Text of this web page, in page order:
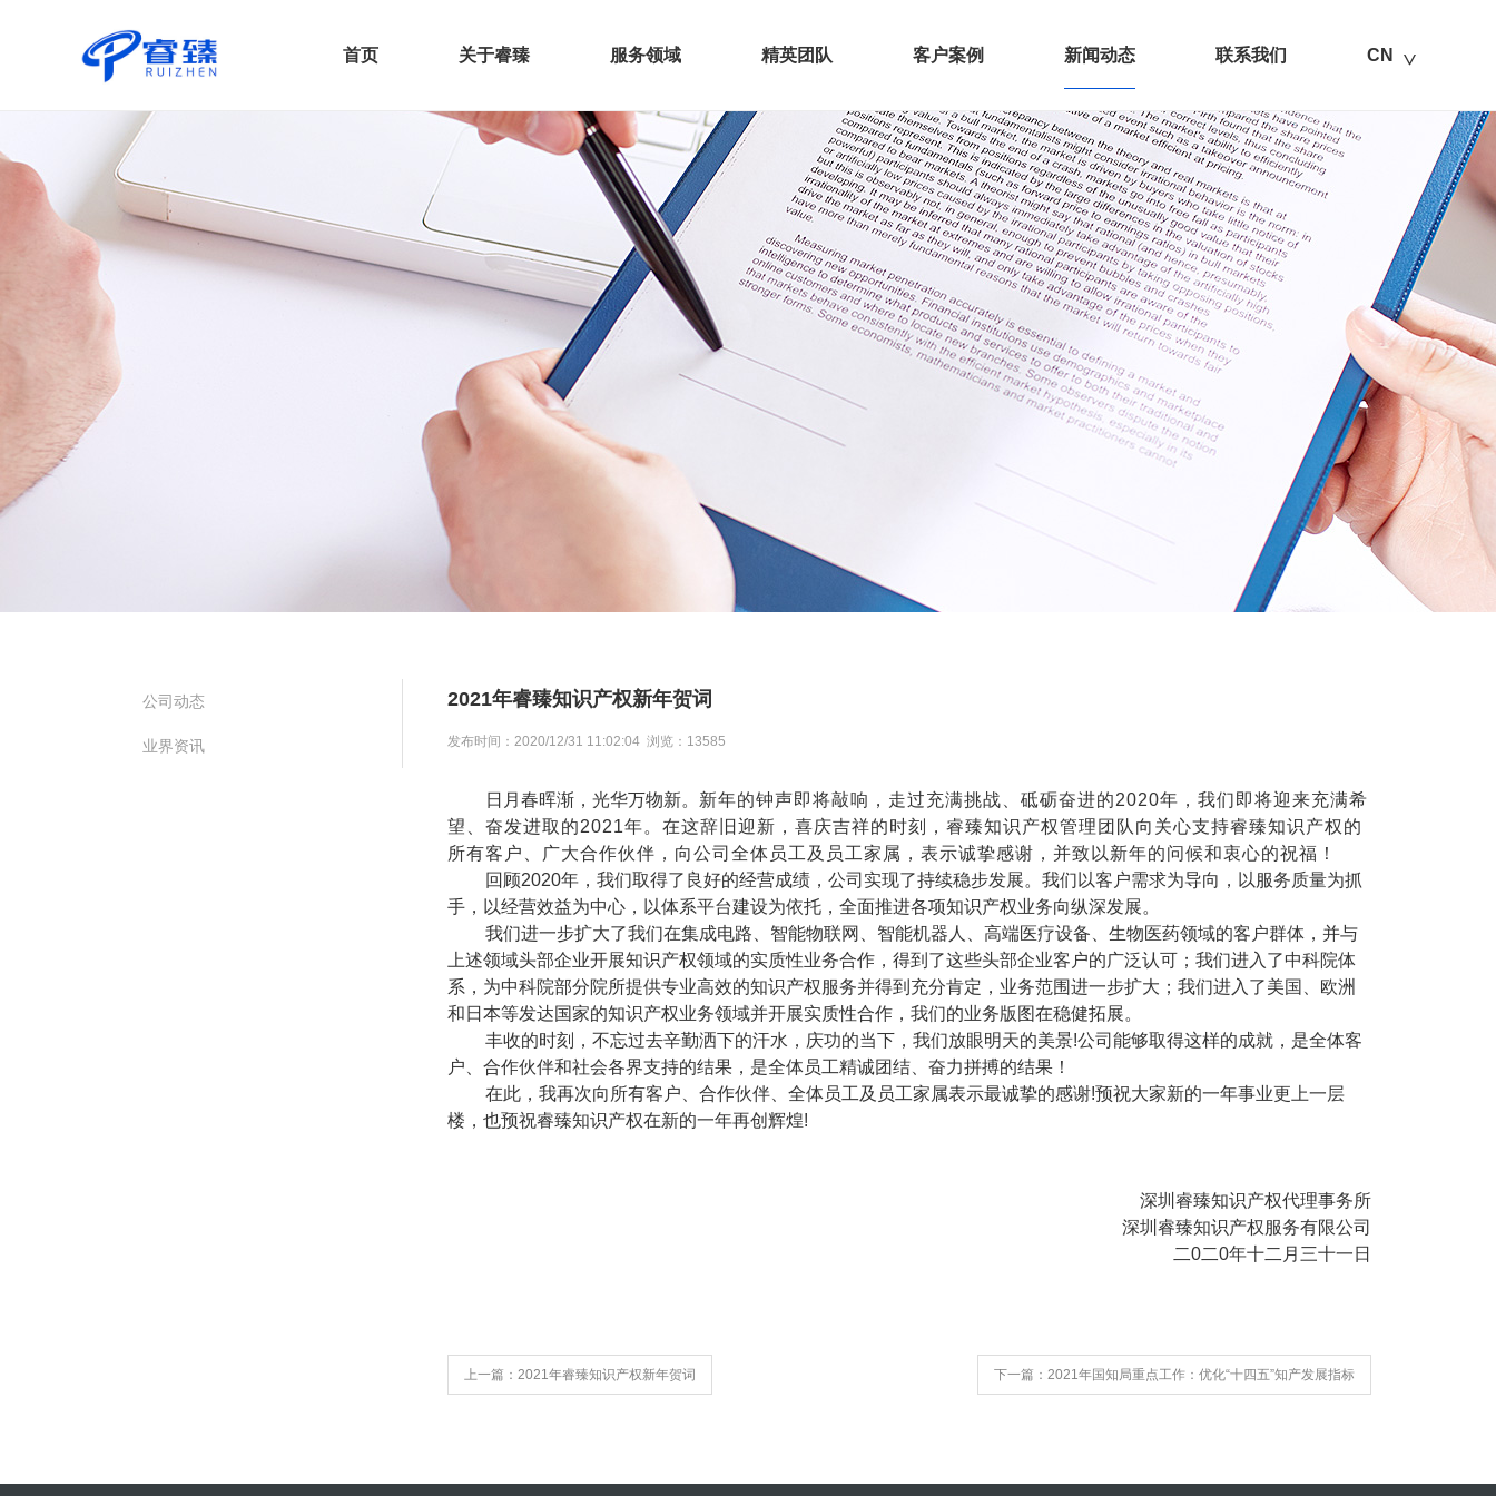
首页 关于睿臻 服务领域 精英团队 客户案例 新闻动态 联系我们 CN
公司动态
业界资讯
2021年睿臻知识产权新年贺词
发布时间：2020/12/31 11:02:04 浏览：13585
日月春晖渐，光华万物新。 新年的钟声即将敲响，走过充满挑战、砥砺奋进的2020年，我们即将迎来充满希
望、奋发进取的2021年。在这辞旧迎新，喜庆吉祥的时刻，睿臻知识产权管理团队向关心支持睿臻知识产权的
所有客户、广大合作伙伴，向公司全体员工及员工家属，表示诚挚感谢，并致以新年的问候和衷心的祝福！
回顾2020年，我们取得了良好的经营成绩，公司实现了持续稳步发展。我们以客户需求为导向，以服务质量为抓
手，以经营效益为中心，以体系平台建设为依托，全面推进各项知识产权业务向纵深发展。
我们进一步扩大了我们在集成电路、智能物联网、智能机器人、高端医疗设备、生物医药领域的客户群体，并与
上述领域头部企业开展知识产权领域的实质性业务合作，得到了这些头部企业客户的广泛认可；我们进入了中科院体
系，为中科院部分院所提供专业高效的知识产权服务并得到充分肯定，业务范围进一步扩大；我们进入了美国、欧洲
和日本等发达国家的知识产权业务领域并开展实质性合作，我们的业务版图在稳健拓展。
丰收的时刻，不忘过去辛勤洒下的汗水，庆功的当下，我们放眼明天的美景!公司能够取得这样的成就，是全体客
户、合作伙伴和社会各界支持的结果，是全体员工精诚团结、奋力拼搏的结果！
在此，我再次向所有客户、合作伙伴、全体员工及员工家属表示最诚挚的感谢!预祝大家新的一年事业更上一层
楼，也预祝睿臻知识产权在新的一年再创辉煌!
深圳睿臻知识产权代理事务所
深圳睿臻知识产权服务有限公司
二0二0年十二月三十一日
上一篇：2021年睿臻知识产权新年贺词 下一篇：2021年国知局重点工作：优化“十四五”知产发展指标